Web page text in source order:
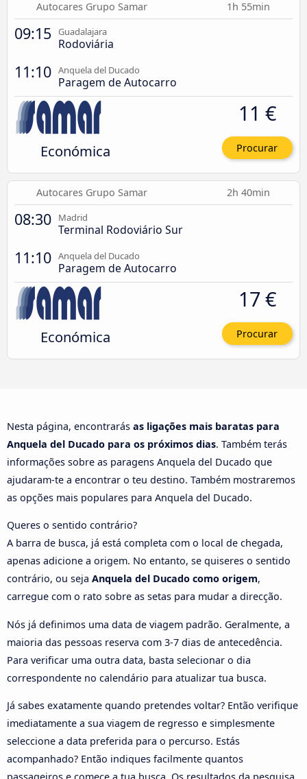
Autocares Grupo Samar 1h 55min
09:15 Guadalajara
Rodoviária
11:10 Anquela del Ducado
Paragem de Autocarro
Económica
11 €
Procurar
Autocares Grupo Samar 2h 40min
08:30 Madrid
Terminal Rodoviário Sur
11:10 Anquela del Ducado
Paragem de Autocarro
Económica
17 €
Procurar
Nesta página, encontrarás as ligações mais baratas para
Anquela del Ducado para os próximos dias. Também terás
informações sobre as paragens Anquela del Ducado que
ajudaram-te a encontrar o teu destino. Também mostraremos
as opções mais populares para Anquela del Ducado.
Queres o sentido contrário?
A barra de busca, já está completa com o local de chegada,
apenas adicione a origem. No entanto, se quiseres o sentido
contrário, ou seja Anquela del Ducado como origem,
carregue com o rato sobre as setas para mudar a direcção.
Nós já definimos uma data de viagem padrão. Geralmente, a
maioria das pessoas reserva com 3-7 dias de antecedência.
Para verificar uma outra data, basta selecionar o dia
correspondente no calendário para atualizar tua busca.
Já sabes exatamente quando pretendes voltar? Então verifique
imediatamente a sua viagem de regresso e simplesmente
seleccione a data preferida para o percurso. Estás
acompanhado? Então indiques facilmente quantos